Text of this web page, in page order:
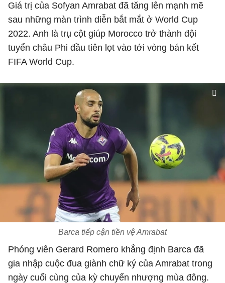
Giá trị của Sofyan Amrabat đã tăng lên mạnh mẽ
sau những màn trình diễn bắt mắt ở World Cup
2022. Anh là trụ cột giúp Morocco trở thành đội
tuyển châu Phi đầu tiên lọt vào tới vòng bán kết
FIFA World Cup.
Barca tiếp cận tiền vệ Amrabat
Phóng viên Gerard Romero khẳng định Barca đã
gia nhập cuộc đua giành chữ ký của Amrabat trong
ngày cuối cùng của kỳ chuyển nhượng mùa đông.